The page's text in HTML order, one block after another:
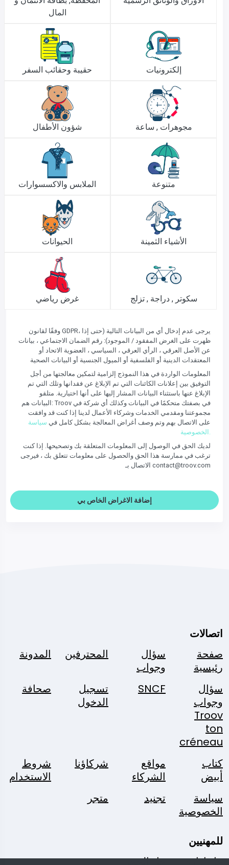
المال
حقيبة وحقائب السفر إلكترونيات
شؤون الأطفال مجوهرات , ساعة
الملابس والاكسسوارات متنوعة
الحيوانات الأشياء الثمينة
غرض رياضي سكوتر , دراجة , تزلج
وفقًا لقانون GDPR، يرجى عدم إدخال أي من البيانات التالية (حتى إذا
ظهرت على الغرض المفقود / الموجود): رقم الضمان الاجتماعي ، بيانات
عن الأصل العرقي ، الرأي العرقي ، السياسي ، العضوية الاتحاد أو
المعتقدات الدينية أو الفلسفية أو الميول الجنسية أو البيانات الصحية
المعلومات الواردة في هذا النموذج إلزامية لتمكين معالجتها من أجل
التوفيق بين إعلانات الكائنات التي تم الإبلاغ عن فقدانها وتلك التي تم
الإبلاغ عنها باستثناء البيانات المشار إليها على أنها اختيارية. متلقو
البيانات هم: Troov في بصفتك متحكمًا في البيانات وكذلك أي شركة في
مجموعتنا ومقدمي الخدمات وشركاء الأعمال لدينا إذا كنت قد وافقت
على الاتصال بهم وتم وصف أغراض المعالجة بشكل كامل في سياسة
الخصوصية.
لديك الحق في الوصول إلى المعلومات المتعلقة بك وتصحيحها. إذا كنت
ترغب في ممارسة هذا الحق والحصول على معلومات تتعلق بك ، فيرجى
الاتصال بـ contact@troov.com
إضافة الاغراض الخاص بي
اتصالات
صفحة
رئيسية
سؤال
وجواب
المحترفين المدونة
سؤال
وجواب
Troov
ton
créneau
SNCF
تسجيل
الدخول
صحافة
كتاب
أبيض
مواقع
الشركاء
شركاؤنا
شروط
الاستخدام
سياسة
الخصوصية
تجنيد متجر
للمهنيين
حل إدارة
حل الحجز